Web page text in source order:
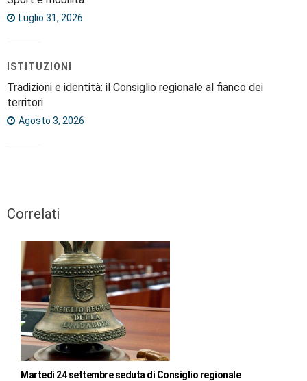
Luglio 31, 2026
ISTITUZIONI
Tradizioni e identità: il Consiglio regionale al fianco dei
territori
Agosto 3, 2026
Correlati
Martedì 24 settembre seduta di Consiglio regionale